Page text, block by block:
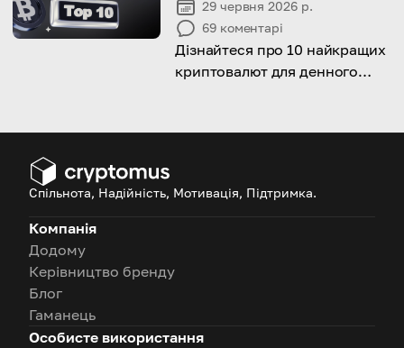
29 червня 2026 р.
69 коментарі
Дізнайтеся про 10 найкращих
криптовалют для денного
волатильність, обсяги та
Спільнота, Надійність, Мотивація, Підтримка.
Компанія
Додому
Керівництво бренду
Блог
Гаманець
Особисте використання